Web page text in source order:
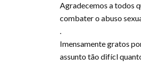
Agradecemos a todos
combater o abuso
.
Imensamente gratos
assunto tão difícl